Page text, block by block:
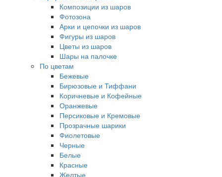
Композиции из шаров
Фотозона
Арки и цепочки из шаров
Фигуры из шаров
Цветы из шаров
Шары на палочке
По цветам
Бежевые
Бирюзовые и Тиффани
Коричневые и Кофейные
Оранжевые
Персиковые и Кремовые
Прозрачные шарики
Фиолетовые
Черные
Белые
Красные
Желтые